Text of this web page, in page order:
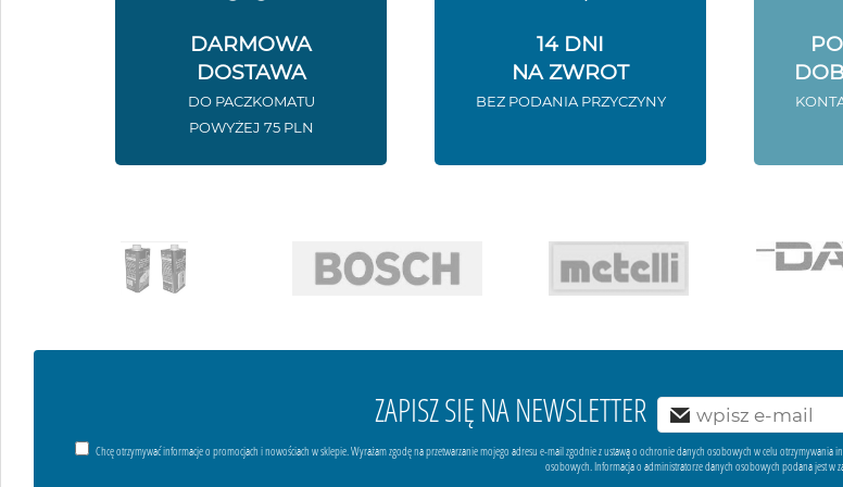
DARMOWA
DOSTAWA
DO PACZKOMATU
POWYŻEJ 75 PLN
14 DNI
NA ZWROT
BEZ PODANIA PRZYCZYNY
ZAPISZ SIĘ NA NEWSLETTER
Chcę otrzymywać informacje o promocjach i nowościach w sklepie. Wyrażam zgodę na przetwarzanie mojego adresu e-mail zgodnie z ustawą o ochronie danych osobowych w celu
osobowych. Informacja o administratorze danych osobowych podana jest w